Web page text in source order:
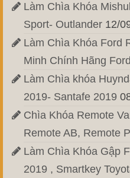
Làm Chìa Khóa
Sport- Outlander 12/
Làm Chìa Khóa Ford
Minh Chính Hãng Ford
Làm Chìa khóa
2019- Santafe 2019
Chìa Khóa Remote
Remote AB, Remote
Làm Chìa Khóa Gập
2019 , Smartkey